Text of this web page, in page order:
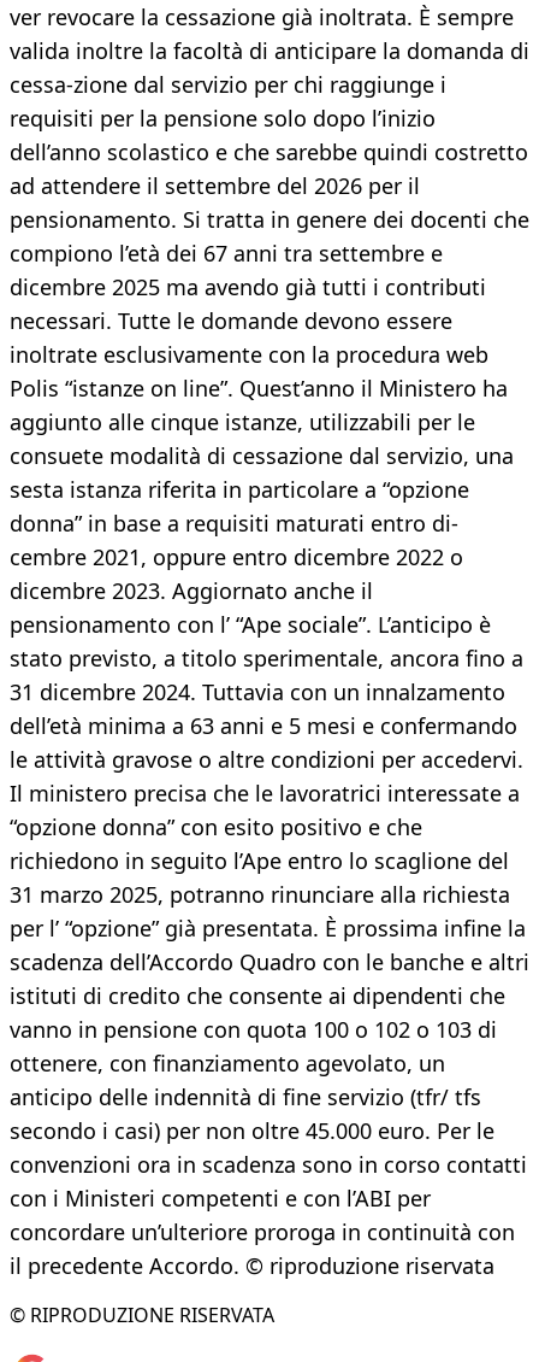
ver revocare la cessazione già inoltrata. È sempre
valida inoltre la facoltà di anticipare la domanda di
cessa-zione dal servizio per chi raggiunge i
requisiti per la pensione solo dopo l’inizio
dell’anno scolastico e che sarebbe quindi costretto
ad attendere il settembre del 2026 per il
pensionamento. Si tratta in genere dei docenti che
compiono l’età dei 67 anni tra settembre e
dicembre 2025 ma avendo già tutti i contributi
necessari. Tutte le domande devono essere
inoltrate esclusivamente con la procedura web
Polis “istanze on line”. Quest’anno il Ministero ha
aggiunto alle cinque istanze, utilizzabili per le
consuete modalità di cessazione dal servizio, una
sesta istanza riferita in particolare a “opzione
donna” in base a requisiti maturati entro di-
cembre 2021, oppure entro dicembre 2022 o
dicembre 2023. Aggiornato anche il
pensionamento con l’ “Ape sociale”. L’anticipo è
stato previsto, a titolo sperimentale, ancora fino a
31 dicembre 2024. Tuttavia con un innalzamento
dell’età minima a 63 anni e 5 mesi e confermando
le attività gravose o altre condizioni per accedervi.
Il ministero precisa che le lavoratrici interessate a
“opzione donna” con esito positivo e che
richiedono in seguito l’Ape entro lo scaglione del
31 marzo 2025, potranno rinunciare alla richiesta
per l’ “opzione” già presentata. È prossima infine la
scadenza dell’Accordo Quadro con le banche e altri
istituti di credito che consente ai dipendenti che
vanno in pensione con quota 100 o 102 o 103 di
ottenere, con finanziamento agevolato, un
anticipo delle indennità di fine servizio (tfr/ tfs
secondo i casi) per non oltre 45.000 euro. Per le
convenzioni ora in scadenza sono in corso contatti
con i Ministeri competenti e con l’ABI per
concordare un’ulteriore proroga in continuità con
il precedente Accordo. © riproduzione riservata
© RIPRODUZIONE RISERVATA